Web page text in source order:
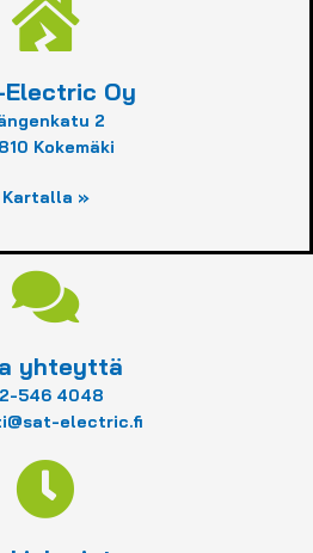
Oy
2
Kokemäki
Kartalla »
yhteyttä
546 4048
electric.fi